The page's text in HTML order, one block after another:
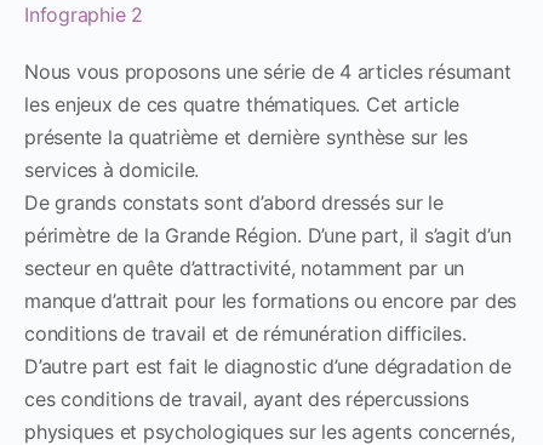
Infographie 2
Nous vous proposons une série de 4 articles résumant
les enjeux de ces quatre thématiques. Cet article
présente la quatrième et dernière synthèse sur les
services à domicile.
De grands constats sont d’abord dressés sur le
périmètre de la Grande Région. D’une part, il s’agit d’un
secteur en quête d’attractivité, notamment par un
manque d’attrait pour les formations ou encore par des
conditions de travail et de rémunération difficiles.
D’autre part est fait le diagnostic d’une dégradation de
ces conditions de travail, ayant des répercussions
physiques et psychologiques sur les agents concernés,